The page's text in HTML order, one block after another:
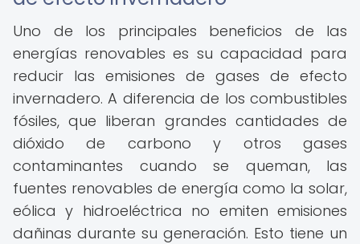
Uno de los principales beneficios de las
energías renovables es su capacidad para
reducir las emisiones de gases de efecto
invernadero. A diferencia de los combustibles
fósiles, que liberan grandes cantidades de
dióxido de carbono y otros gases
contaminantes cuando se queman, las
fuentes renovables de energía como la solar,
eólica y hidroeléctrica no emiten emisiones
dañinas durante su generación. Esto tiene un